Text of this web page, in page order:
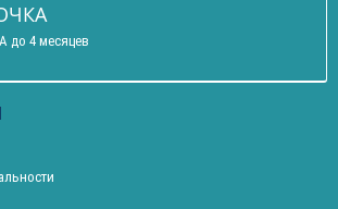
до 4 месяцев